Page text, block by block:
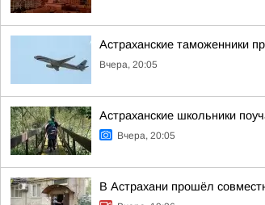
Астраханские таможенники
Вчера, 20:05
Астраханские школьники
Вчера, 20:05
В Астрахани прошёл